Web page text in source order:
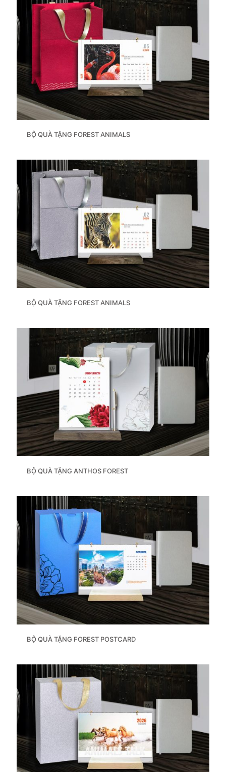
BỘ QUÀ TẶNG FOREST ANIMALS
BỘ QUÀ TẶNG FOREST ANIMALS
BỘ QUÀ TẶNG ANTHOS FOREST
BỘ QUÀ TẶNG FOREST POSTCARD